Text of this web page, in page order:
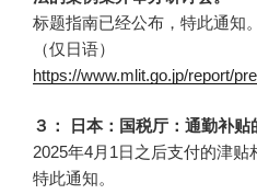
标题指南已经公布，特此通知。
（仅日语）
https://www.mlit.go.jp/report/
３： 日本：国税厅：通勤补
2025年4月1日之后支付的津贴
特此通知。